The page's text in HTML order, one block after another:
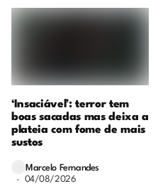
‘Insaciável’: terror tem
boas sacadas mas deixa a
plateia com fome de mais
sustos
Marcelo Fernandes
04/08/2026